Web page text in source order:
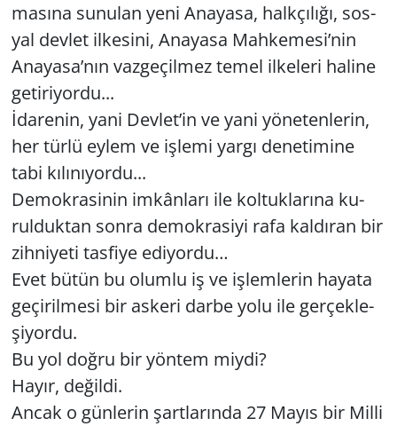
ma­sı­na su­nu­lan yeni Ana­ya­sa, halk­çı­lı­ğı, sos­
yal dev­let il­ke­si­ni, Ana­ya­sa Mah­ke­me­si’nin
Ana­ya­sa’nın vaz­ge­çil­mez temel il­ke­le­ri ha­li­ne
ge­ti­ri­yor­du...
İda­re­nin, yani Dev­let’in ve yani yö­ne­ten­le­rin,
her türlü eylem ve iş­le­mi yargı de­ne­ti­mi­ne
tabi kı­lı­nı­yor­du...
De­mok­ra­si­nin im­kân­la­rı ile kol­tuk­la­rı­na ku­
rul­duk­tan sonra de­mok­ra­si­yi rafa kal­dı­ran bir
zih­ni­ye­ti tas­fi­ye edi­yor­du…
Evet bütün bu olum­lu iş ve iş­lem­le­rin ha­ya­ta
ge­çi­ril­me­si bir as­ke­ri darbe yolu ile ger­çek­le­
şi­yor­du.
Bu yol doğru bir yön­tem miydi?
Hayır, de­ğil­di.
Ancak o gün­le­rin şart­la­rın­da 27 Mayıs bir Milli